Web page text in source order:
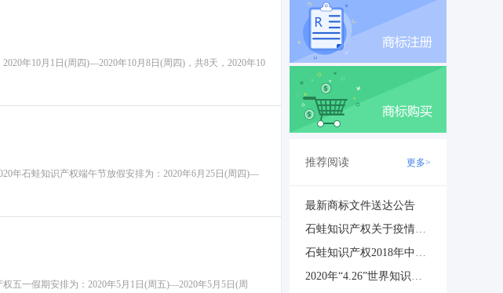
年10月1日(周四)—2020年10月8日(周四)，共8天，2020年10
年石蛙知识产权端午节放假安排为：2020年6月25日(周四)—
五一假期安排为：2020年5月1日(周五)—2020年5月5日(周
推荐阅读 更多>
最新商标文件送达公告
石蛙知识产权关于疫情期间继续在家办公的通知
石蛙知识产权2018年中秋节安排通知
2020年“4.26”世界知识产权日，现金券福利